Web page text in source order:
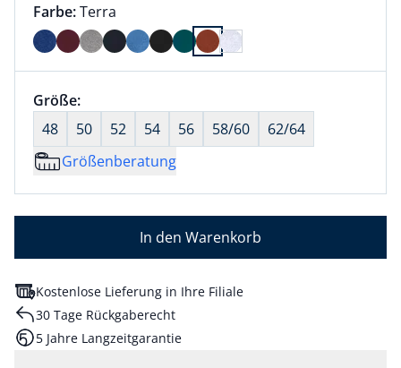
Farbauswahl:
Farbe:aktuell ausgewählt:
Terra
Farbe Terra ausgewählt
Größenauswahl:
Größe:nichts ausgewählt
48
50 52 54 56 58/60
62/64
Größenberatung
In den Warenkorb
Kostenlose Lieferung in Ihre Filiale
30 Tage Rückgaberecht
5 Jahre Langzeitgarantie